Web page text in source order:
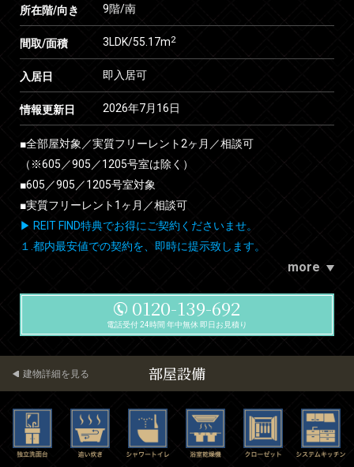
所在階/向き 9階/南
間取/面積 3LDK/55.17m2
入居日 即入居可
情報更新日 2026年7月16日
■全部屋対象／実質フリーレント2ヶ月／相談可
（※605／905／1205号室は除く）
■605／905／1205号室対象
■実質フリーレント1ヶ月／相談可
▶ REIT FIND特典でお得にご契約くださいませ。
１.都内最安値での契約を、即時に提示致します。
more
0120-139-692
電話受付 24時間 年中無休 即日お見積り
部屋設備
建物詳細を見る